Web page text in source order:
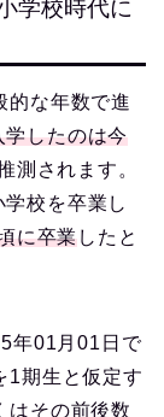
学校時代に
的な年数で進
学したのは今
測されます。
校を卒業し
に卒業したと
年01月01日で
1期生と仮定す
はその前後数